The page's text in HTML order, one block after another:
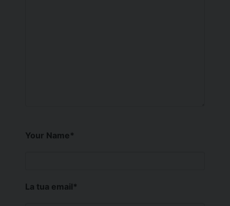
Your Name*
La tua email*